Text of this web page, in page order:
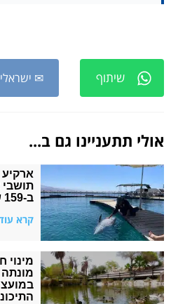
שיתוף ✉
אולי תתעניינו גם ב...
תושבי
ב-159 שקל לכיוון
קרא